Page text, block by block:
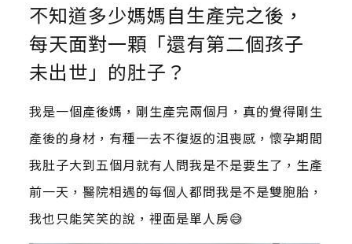
不知道多少媽媽自生產完之後，
每天面對一顆「還有第二個孩子
未出世」的肚子？
我是一個產後媽，剛生產完兩個月，真的覺得剛生
產後的身材，有種一去不復返的沮喪感，懷孕期間
我肚子大到五個月就有人問我是不是要生了，生產
前一天，醫院相遇的每個人都問我是不是雙胞胎，
我也只能笑笑的說，裡面是單人房😅